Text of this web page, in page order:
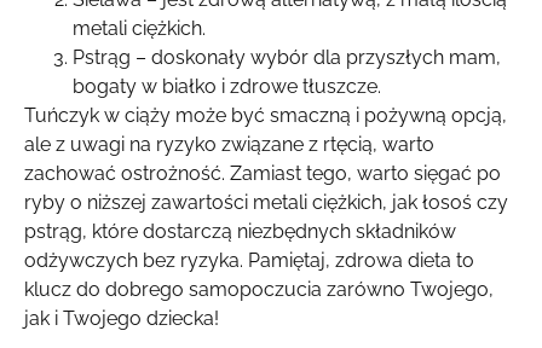
metali ciężkich.
Pstrąg – doskonały wybór dla przyszłych mam,
bogaty w białko i zdrowe tłuszcze.
Tuńczyk w ciąży może być smaczną i pożywną opcją,
ale z uwagi na ryzyko związane z rtęcią, warto
zachować ostrożność. Zamiast tego, warto sięgać po
ryby o niższej zawartości metali ciężkich, jak łosoś czy
pstrąg, które dostarczą niezbędnych składników
odżywczych bez ryzyka. Pamiętaj, zdrowa dieta to
klucz do dobrego samopoczucia zarówno Twojego,
jak i Twojego dziecka!